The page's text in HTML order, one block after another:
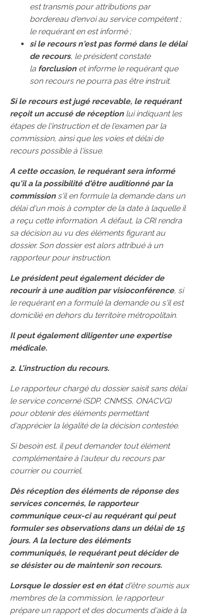
est transmis pour attributions par
bordereau d'envoi au service compétent ;
le requérant en est informé ;
si le recours n'est pas formé dans le délai
de recours, le président constate
la forclusion et informe le requérant que
son recours ne pourra pas être instruit.
Si le recours est jugé recevable, le requérant
reçoit un accusé de réceptionlui indiquant les
étapes de l'instruction et de l'examen par la
commission, ainsi que les voies et délai de
recours possible à l'issue.
A cette occasion, le requérant sera informé
qu'il a la possibilité d'être auditionné par la
commissions'il en formule la demande dans un
délai d'un mois à compter de la date à laquelle il
a reçu cette information. A défaut, la CRI rendra
sa décision au vu des éléments figurant au
dossier. Son dossier est alors attribué à un
rapporteur pour instruction.
Le président peut également décider de
recourir à une audition par visioconférence, si
le requérant en a formulé la demande ou s'il est
domicilié en dehors du territoire métropolitain.
Il peut également diligenter une expertise
médicale.
2. L'instruction du recours.
Le rapporteur chargé du dossier saisit sans délai
le service concerné (SDP, CNMSS, ONACVG)
pour obtenir des éléments permettant
d'apprécier la légalité de la décision contestée.
Si besoin est, il peut demander tout élément
complémentaire à l'auteur du recours par
courrier ou courriel.
Dès réception des éléments de réponse des
services concernés, le rapporteur
communique ceux-ci au requérant qui peut
formuler ses observations dans un délai de 15
jours. A la lecture des éléments
communiqués, le requérant peut décider de
se désister ou de maintenir son recours.
Lorsque le dossier est en étatd'être soumis aux
membres de la commission, le rapporteur
prépare un rapport et des documents d'aide à la